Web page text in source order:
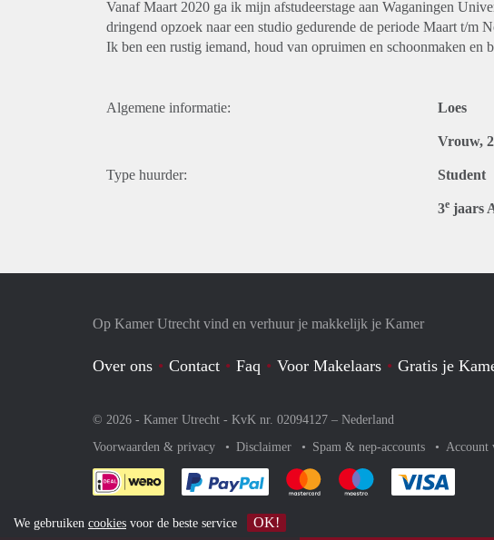
Vanaf Maart 2020 ga ik mijn afstudeerstage aan Waganingen
dringend opzoek naar een studio gedurende de periode Maart t/m
Ik ben een rustig iemand, houd van opruimen en schoonmaken en
Algemene informatie: Loes
Vrouw,
Type huurder: Student
3e jaars
Op Kamer Utrecht vind en verhuur je makkelijk je Kamer
Over ons Contact Faq Voor Makelaars Gratis je
© 2026 - Kamer Utrecht - KvK nr. 02094127 – Nederland
Voorwaarden & privacy
Disclaimer Spam & nep-accounts Account
Je rekent gemakkelijk af met Paypal
Je rekent gemakkelijk af met
Je rekent gemakkelijk
We gebruiken cookies voor de beste service OK!